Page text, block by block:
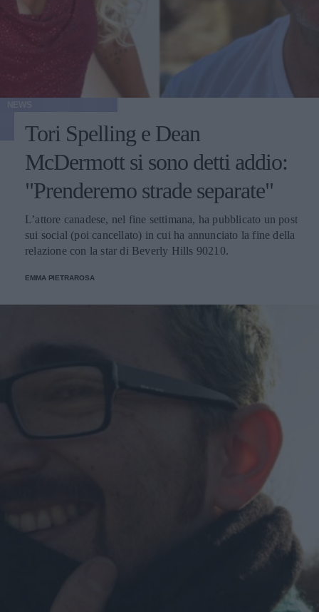
Tori Spelling e Dean
McDermott si sono detti addio:
"Prenderemo strade separate"
L’attore canadese, nel fine settimana, ha pubblicato un post
sui social (poi cancellato) in cui ha annunciato la fine della
relazione con la star di Beverly Hills 90210.
EMMA PIETRAROSA